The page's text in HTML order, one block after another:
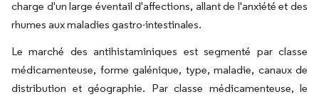
charge d'un large éventail d'affections, allant de l'anxiété et des
rhumes aux maladies gastro-intestinales.
Le marché des antihistaminiques est segmenté par classe
médicamenteuse, forme galénique, type, maladie, canaux de
distribution et géographie. Par classe médicamenteuse, le